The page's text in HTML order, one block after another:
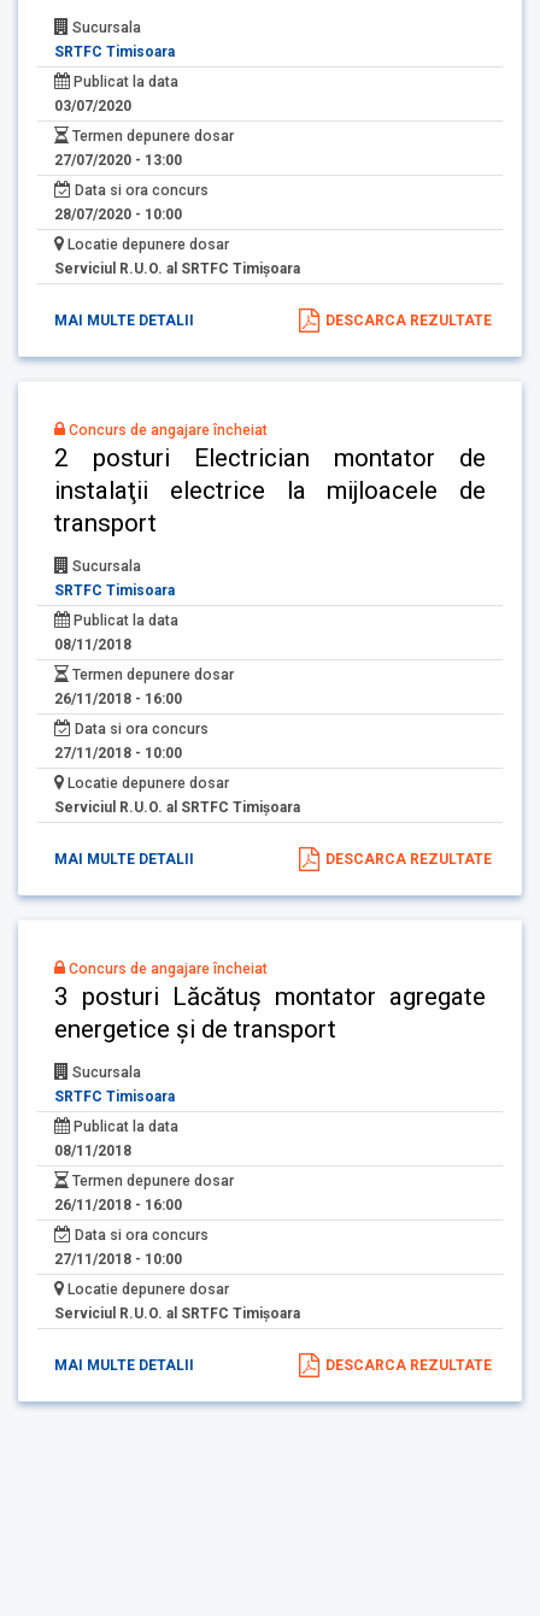
Sucursala
SRTFC Timisoara
Publicat la data
03/07/2020
Termen depunere dosar
27/07/2020 - 13:00
Data si ora concurs
28/07/2020 - 10:00
Locatie depunere dosar
Serviciul R.U.O. al SRTFC Timişoara
MAI MULTE DETALII DESCARCA REZULTATE
Concurs de angajare încheiat
2 posturi Electrician montator de
instalaţii electrice la mijloacele de
transport
Sucursala
SRTFC Timisoara
Publicat la data
08/11/2018
Termen depunere dosar
26/11/2018 - 16:00
Data si ora concurs
27/11/2018 - 10:00
Locatie depunere dosar
Serviciul R.U.O. al SRTFC Timişoara
MAI MULTE DETALII DESCARCA REZULTATE
Concurs de angajare încheiat
3 posturi Lăcătuş montator agregate
energetice și de transport
Sucursala
SRTFC Timisoara
Publicat la data
08/11/2018
Termen depunere dosar
26/11/2018 - 16:00
Data si ora concurs
27/11/2018 - 10:00
Locatie depunere dosar
Serviciul R.U.O. al SRTFC Timişoara
MAI MULTE DETALII DESCARCA REZULTATE